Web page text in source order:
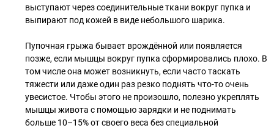
выступают через соединительные ткани вокруг пупка и
выпирают под кожей в виде небольшого шарика.
Пупочная грыжа бывает врождённой или появляется
позже, если мышцы вокруг пупка сформировались плохо. В
том числе она может возникнуть, если часто таскать
тяжести или даже один раз резко поднять что-то очень
увесистое. Чтобы этого не произошло, полезно укреплять
мышцы живота с помощью зарядки и не поднимать
больше 10–15% от своего веса без специальной